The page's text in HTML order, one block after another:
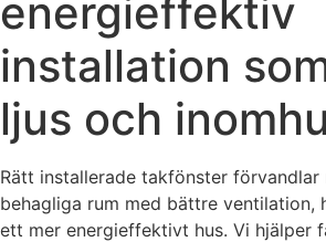
energieffektiv
installation
ljus och
Rätt installerade takfönster
behagliga rum med bättre
ett mer energieffektivt hus. Vi hjälper